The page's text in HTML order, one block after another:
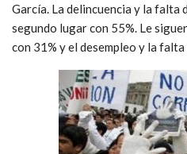
García. La delincuencia y la falta
segundo lugar con 55%. Le
con 31% y el desempleo y la